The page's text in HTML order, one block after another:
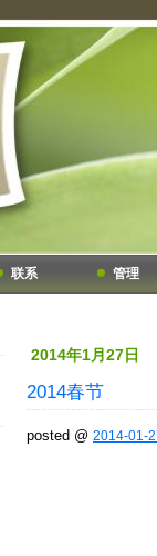
联系 管理
2014年1月27日
2014春节
posted @ 2014-01-